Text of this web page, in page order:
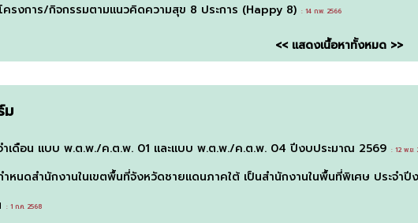
ครงการ/กิจกรรมตามแนวคิดความสุข 8 ประการ (Happy 8) : 14 ก.พ. 2566
<< แสดงเนื้อหาทั้งหมด >>
ม
ำเดือน แบบ พ.ต.พ./ค.ต.พ. 01 และแบบ พ.ต.พ./ค.ต.พ. 04 ปีงบประมาณ 2569 : 12 พ.ย.
ำหนดสำนักงานในเขตพื้นที่จังหวัดชายแดนภาคใต้ เป็นสำนักงานในพื้นที่พิเศษ ประจำ
: 1 ก.ค. 2568